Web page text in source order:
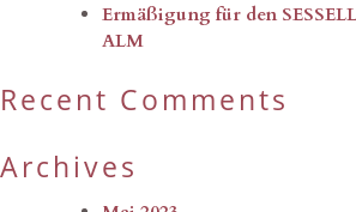
Ermäßigung für den
ALM
Recent Comments
Archives